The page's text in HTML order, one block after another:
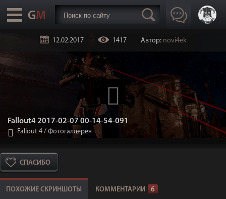
12.02.2017 1417 Автор: novi4ek
Fallout4 2017-02-07 00-14-54-091
Fallout 4 / Фотогаллерея
СПАСИБО
ПОХОЖИЕ СКРИНШОТЫ КОММЕНТАРИИ 6